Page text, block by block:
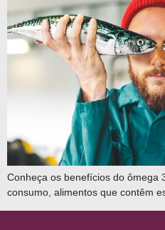
Conheça os benefícios do ômega
consumo, alimentos que contêm